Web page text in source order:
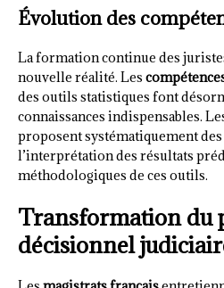
Évolution des
La formation continue des juristes
nouvelle réalité. Les
des outils statistiques font
connaissances indispensables.
proposent systématiquement
l’interprétation des résultats
méthodologiques de ces outils.
Transformation du
décisionnel